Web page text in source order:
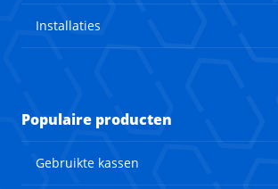
Installaties
Populaire producten
Gebruikte kassen